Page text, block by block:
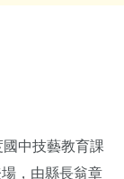
國中技藝教育課
，由縣長翁章